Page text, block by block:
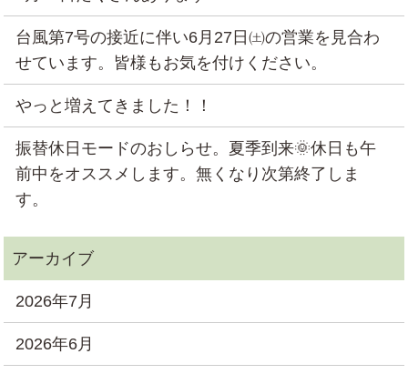
台風第7号の接近に伴い6月27日㈯の営業を見合わ
せています。皆様もお気を付けください。
やっと増えてきました！！
振替休日モードのおしらせ。夏季到来🌞休日も午
前中をオススメします。無くなり次第終了しま
す。
2026年7月
2026年6月